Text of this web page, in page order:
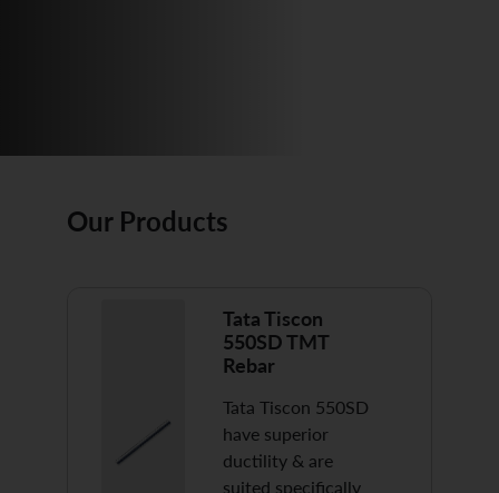
Our Products
Tata Tiscon
550SD TMT
Rebar
Tata Tiscon 550SD
have superior
ductility & are
suited specifically